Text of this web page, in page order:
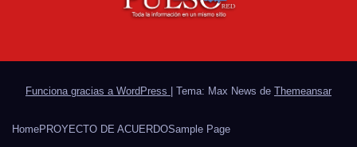
Funciona gracias a WordPress | Tema: Max News de Themeansar
HomePROYECTO DE ACUERDOSample Page